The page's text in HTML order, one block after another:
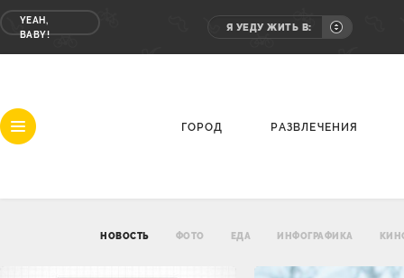
YEAH,
BABY!
Я УЕДУ ЖИТЬ В:
ГОРОД РАЗВЛЕЧЕНИЯ
НОВОСТЬ ФОТО ЕДА ИНФОГРАФИКА